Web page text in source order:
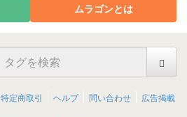
ムラゴンとは
特定商取引 ヘルプ 問い合わせ 広告掲載